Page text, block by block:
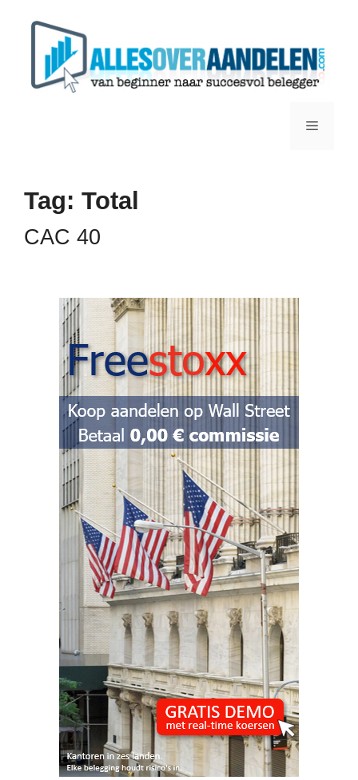
Menu
Tag: Total
CAC 40